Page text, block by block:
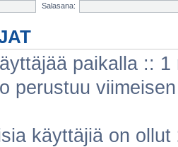
Salasana:
paikalla ::
perustuu
käyttäjiä on ollut